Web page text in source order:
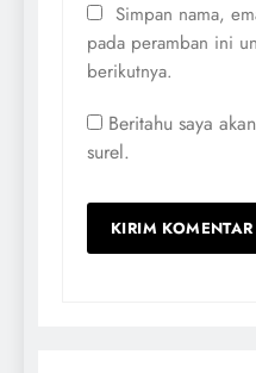
Simpan nama,
pada peramban ini
berikutnya.
Beritahu saya
surel.